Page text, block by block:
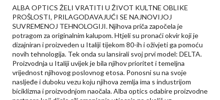
ALBA OPTICS ŽELI VRATITI U ŽIVOT KULTNE OBLIKE
PROŠLOSTI, PRILAGODAVAJUĆI SE NAJNOVIJOJ
SUVREMENOJ TEHNOLOGIJI. Njihova priča započela je
potragom za originalnim kalupom. Htjeli su pronaći okvir koji je
dizajniran i proizveden u Italiji tijekom 80-ih i oživjeti ga pomoću
novih tehnologija. Tek onda su lansirali svoj prvi model: DELTA.
Proizvodnja u Italiji uvijek je bila njihov prioritet i temeljna
vrijednost njihovog poslovnog etosa. Ponosni su na svoje
nasljeđe i duboku vezu koju njihova zemlja ima s industrijom
biciklizma i proizvodnjom naočala. Alba optics odabire proizvodne